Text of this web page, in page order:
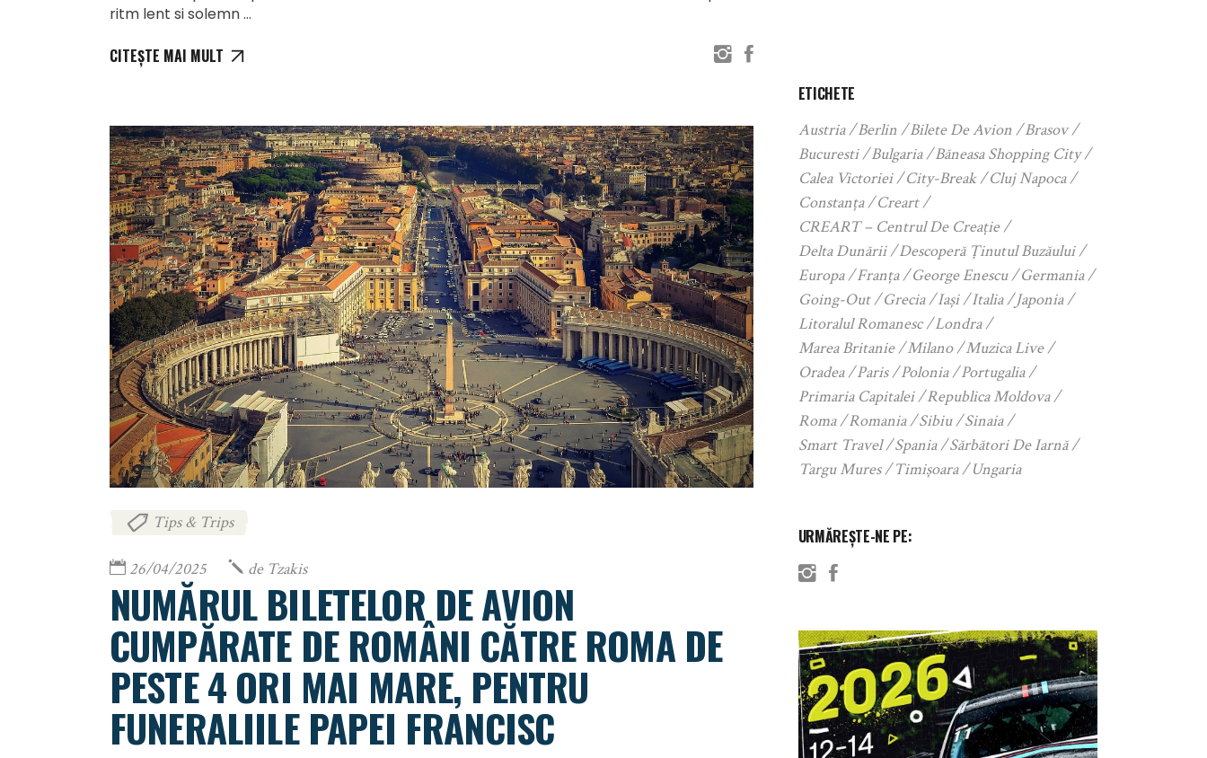
ritm lent si solemn
CITEȘTE MAI MULT
Tips & Trips
26/04/2025 de Tzakis
NUMĂRUL BILETELOR DE AVION
CUMPĂRATE DE ROMÂNI CĂTRE ROMA DE
PESTE 4 ORI MAI MARE, PENTRU
FUNERALIILE PAPEI FRANCISC
ETICHETE
Austria Berlin Bilete De Avion
Brasov
Bucuresti
Bulgaria
Băneasa Shopping City
Calea Victoriei
City-Break
Cluj Napoca
Constanța
Creart
CREART – Centrul De Creație
Delta Dunării
Descoperă Ținutul Buzăului
Europa
Franța George Enescu
Germania
Going-Out
Grecia Iași Italia
Japonia
Litoralul Romanesc
Londra
Marea Britanie
Milano
Muzica Live
Oradea
Paris Polonia
Portugalia
Primaria Capitalei
Republica Moldova
Roma
Romania Sibiu
Sinaia
Smart Travel
Spania
Sărbători De Iarnă
Targu Mures
Timișoara Ungaria
URMĂREȘTE-NE PE: